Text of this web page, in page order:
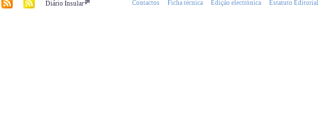
Diário Insular Contactos Ficha técnica Edição electrónica Estatuto Editorial